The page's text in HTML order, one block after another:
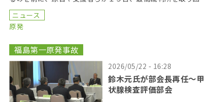
「人間の鎖」を行い、司法の独立を訴えた。 呼びかけた […]
ニュース
原発
福島第一原発事故
2026/05/22 - 16:28
鈴木元氏が部会長再任〜甲
状腺検査評価部会